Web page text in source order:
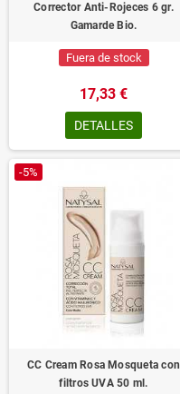
Corrector Anti-Rojeces 6 gr.
Gamarde Bio.
Fuera de stock
17,33 €
DETALLES
-5%
CC Cream Rosa Mosqueta con
filtros UVA 50 ml.